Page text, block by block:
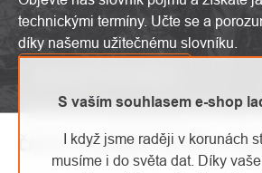
S vaším souhlasem e-shop
I když jsme raději v korunách
musíme i do světa dat. Díky
technickými termíny. Učte se a
díky našemu užitečnému slovníku.
ČASTO KLADENÉ DOTAZY